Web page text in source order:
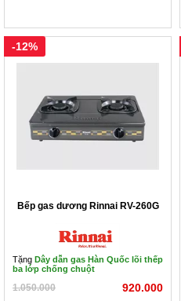
Hệ thống
1) 326 - 330 Đường
3) 338 Nguyễn Văn
4) 359 Nguyễn Hoàng
7) QL39A (Sát cầu Đào
Bếp gas dương Rinnai RV-260G
Tặng Dây dẫn gas Hàn Quốc lõi thếp
ba lớp chống chuột
1.050.000
-12%
920.000